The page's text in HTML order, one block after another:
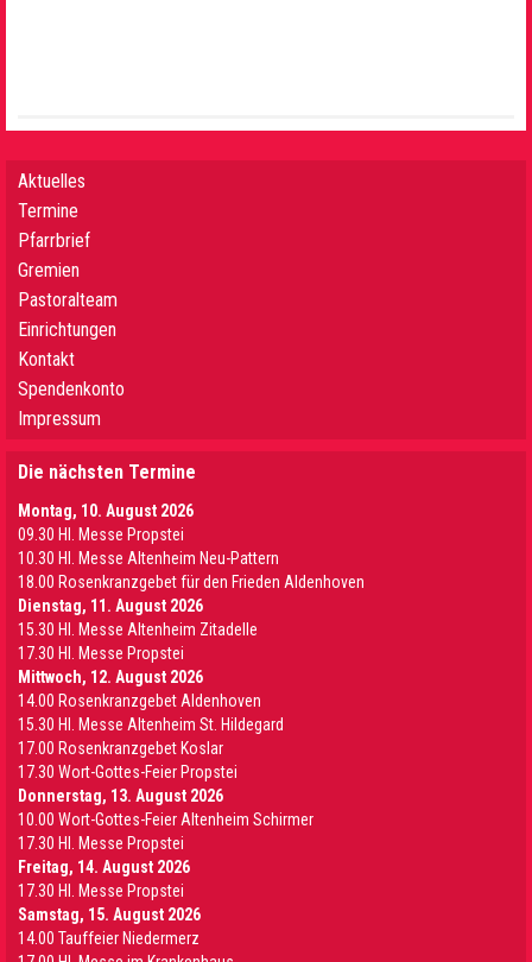
Aktuelles
Termine
Pfarrbrief
Gremien
Pastoralteam
Einrichtungen
Kontakt
Spendenkonto
Impressum
Die nächsten Termine
Montag, 10. August 2026
09.30 Hl. Messe Propstei
10.30 Hl. Messe Altenheim Neu-Pattern
18.00 Rosenkranzgebet für den Frieden Aldenhoven
Dienstag, 11. August 2026
15.30 Hl. Messe Altenheim Zitadelle
17.30 Hl. Messe Propstei
Mittwoch, 12. August 2026
14.00 Rosenkranzgebet Aldenhoven
15.30 Hl. Messe Altenheim St. Hildegard
17.00 Rosenkranzgebet Koslar
17.30 Wort-Gottes-Feier Propstei
Donnerstag, 13. August 2026
10.00 Wort-Gottes-Feier Altenheim Schirmer
17.30 Hl. Messe Propstei
Freitag, 14. August 2026
17.30 Hl. Messe Propstei
Samstag, 15. August 2026
14.00 Tauffeier Niedermerz